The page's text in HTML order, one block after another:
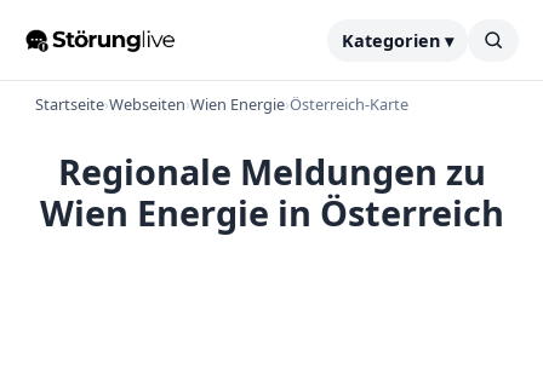
Kategorien ▾
Startseite›Webseiten›Wien Energie›Österreich-Karte
Regionale Meldungen zu
Wien Energie in Österreich